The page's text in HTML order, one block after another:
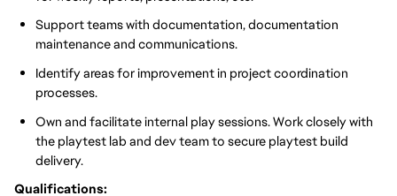
Support teams with documentation, documentation
maintenance and communications.
Identify areas for improvement in project coordination
processes.
Own and facilitate internal play sessions. Work closely with
the playtest lab and dev team to secure playtest build
delivery.
Qualifications: